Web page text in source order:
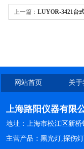
上一篇： LUYOR-3421台
网站首页 关
上海路阳仪器有限
地址：上海市松江区新桥
主营产品：黑光灯,探伤